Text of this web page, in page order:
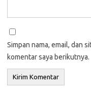
Simpan nama, email, dan
komentar saya berikutnya.